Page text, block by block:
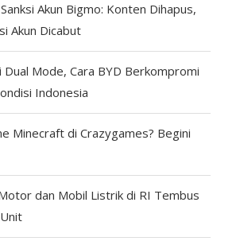
Akun Bigmo: Konten Dihapus,
Akun Dicabut
Dual Mode, Cara BYD Berkompromi
Indonesia
Minecraft di Crazygames? Begini
dan Mobil Listrik di RI Tembus